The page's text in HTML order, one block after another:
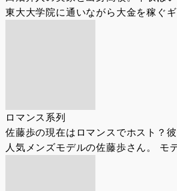
東大大学院に通いながら大金を稼ぐ
ロマンス系列
佐藤歩の現在はロマンスでホスト？
人気メンズモデルの佐藤歩さん。 モ